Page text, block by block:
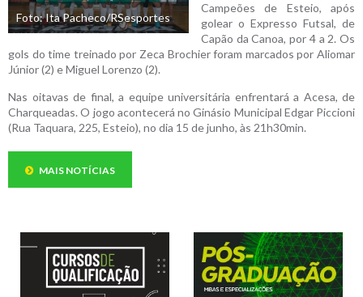
Foto: Ita Pacheco/RSesportes
Campeões de Esteio, após
golear o Expresso Futsal, de
Capão da Canoa, por 4 a 2. Os
gols do time treinado por Zeca Brochier foram marcados por Aliomar
Júnior (2) e Miguel Lorenzo (2).
Nas oitavas de final, a equipe universitária enfrentará a Acesa, de
Charqueadas. O jogo acontecerá no Ginásio Municipal Edgar Piccioni
(Rua Taquara, 225, Esteio), no dia 15 de junho, às 21h30min.
MAIS NOTÍCIAS